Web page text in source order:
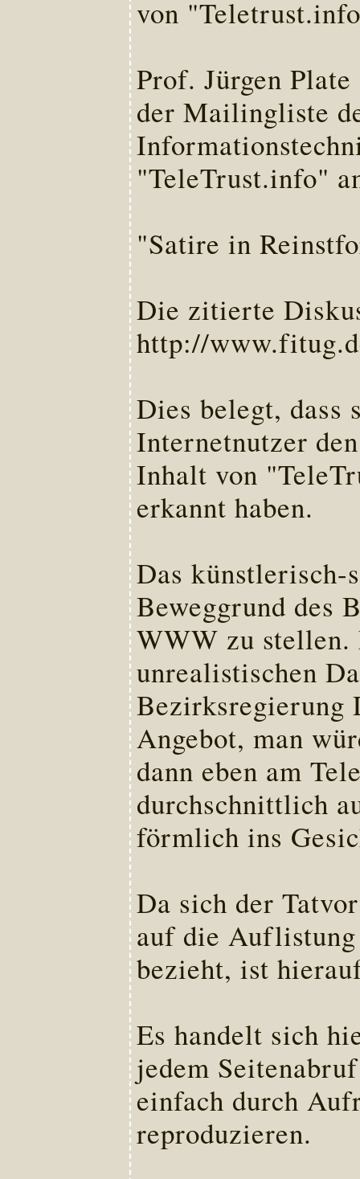
von
Prof. Jürgen
der Mailingliste
"TeleTrust.info"
"Satire in
Die zitierte
http://
Dies belegt, dass
Internetnutzer
Inhalt von
erkannt haben.
Das künstlerisch-
Beweggrund des
WWW zu
unrealistischen
Bezirksregierung
Angebot, man
dann eben am
durchschnittlich
förmlich ins
Da sich der
auf die
bezieht, ist
Es handelt sich
jedem
einfach durch
reproduzieren.